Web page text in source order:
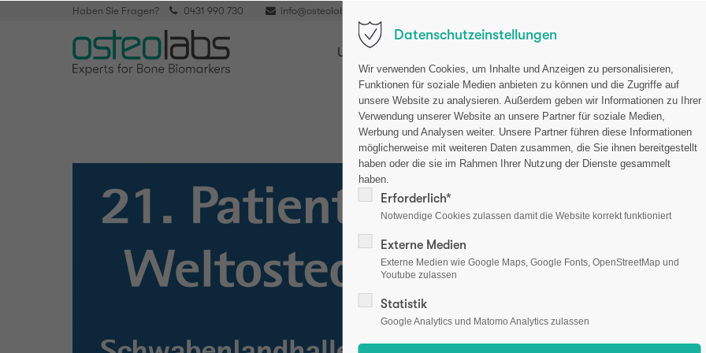
Haben Sie Fragen? 0431 990 730 info@osteolabs.de
Unternehmen
Datenschutzeinstellungen
Wir verwenden Cookies, um Inhalte und Anzeigen zu personalisieren,
Funktionen für soziale Medien anbieten zu können und die Zugriffe auf
unsere Website zu analysieren. Außerdem geben wir Informationen zu Ihrer
Verwendung unserer Website an unsere Partner für soziale Medien,
Werbung und Analysen weiter. Unsere Partner führen diese Informationen
möglicherweise mit weiteren Daten zusammen, die Sie ihnen bereitgestellt
haben oder die sie im Rahmen Ihrer Nutzung der Dienste gesammelt
haben.
Erforderlich*
Notwendige Cookies zulassen damit die Website korrekt funktioniert
Externe Medien
Externe Medien wie Google Maps, Google Fonts, OpenStreetMap und
Youtube zulassen
Statistik
Google Analytics und Matomo Analytics zulassen